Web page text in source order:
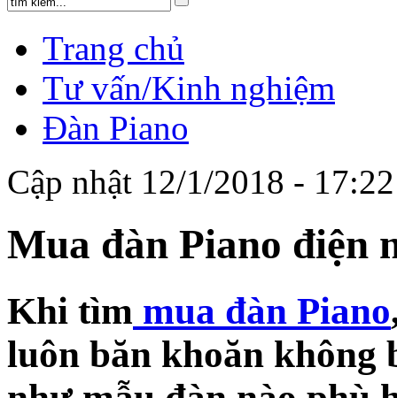
Trang chủ
Tư vấn/Kinh nghiệm
Đàn Piano
Cập nhật 12/1/2018 -
Mua đàn Piano điện
Khi tìm mua đàn Piano
luôn băn khoăn không